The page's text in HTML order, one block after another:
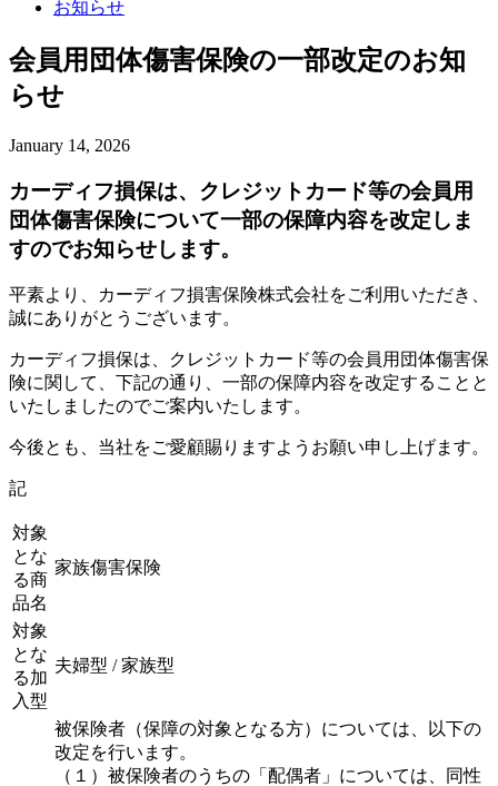
お知らせ
会員用団体傷害保険の一部改定のお知
らせ
January 14, 2026
カーディフ損保は、クレジットカード等の会員用
団体傷害保険について一部の保障内容を改定しま
すのでお知らせします。
平素より、カーディフ損害保険株式会社をご利用いただき、
誠にありがとうございます。
カーディフ損保は、クレジットカード等の会員用団体傷害保
険に関して、下記の通り、一部の保障内容を改定することと
いたしましたのでご案内いたします。
今後とも、当社をご愛顧賜りますようお願い申し上げます。
記
対象
とな
る商
品名
家族傷害保険
対象
とな
る加
入型
夫婦型 / 家族型
被保険者（保障の対象となる方）については、以下の
改定を行います。
（１）被保険者のうちの「配偶者」については、同性